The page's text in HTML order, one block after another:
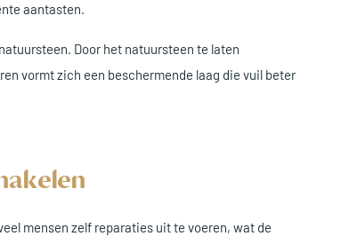
aantasten.
Door het natuursteen te laten
vormt zich een beschermende laag die vuil beter
mensen zelf reparaties uit te voeren, wat de